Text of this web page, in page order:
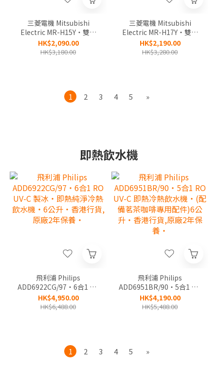
三菱電機 Mitsubishi
Electric MR-H15Y‧雙門
上置式冰箱雪櫃‧136公
升‧香港行貨,原廠5年保
HK$2,090.00
HK$3,180.00
三菱電機 Mitsubishi
Electric MR-H17Y‧雙門
上置式冰箱雪櫃‧154公
升‧香港行貨,原廠5年保
HK$2,190.00
HK$3,280.00
1 2 3 4 5 »
即熱飲水機
飛利浦 Philips
ADD6922CG/97‧6合1 RO
UV-C 製冰‧即熱純淨冷熱
飲水機‧6公升‧香港行貨,
HK$4,950.00
HK$6,488.00
飛利浦 Philips
ADD6951BR/90‧5合1 RO
UV-C 即熱冷熱飲水機‧(配
備茗茶咖啡專用配件)6公
HK$4,190.00
HK$5,488.00
1 2 3 4 5 »